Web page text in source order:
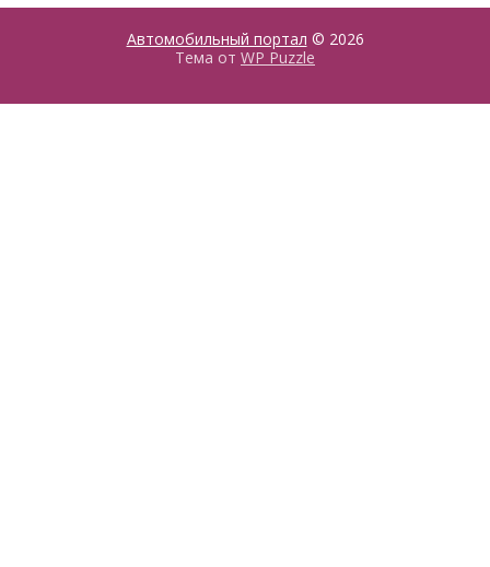
Автомобильный портал © 2026
Тема от WP Puzzle